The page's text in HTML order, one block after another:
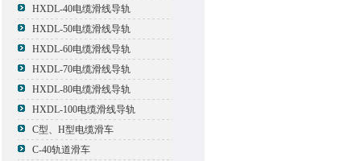
HXDL-40电缆滑线导轨
HXDL-50电缆滑线导轨
HXDL-60电缆滑线导轨
HXDL-70电缆滑线导轨
HXDL-80电缆滑线导轨
HXDL-100电缆滑线导轨
C型、H型电缆滑车
C-40轨道滑车